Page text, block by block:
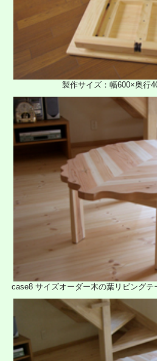
製作サイズ：幅600×奥行
case8 サイズオーダー木の葉リビング